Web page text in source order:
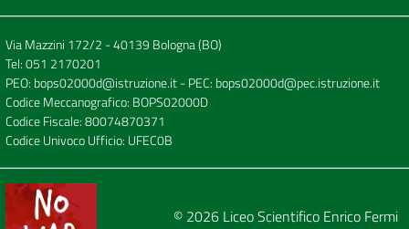
Via Mazzini 172/2 - 40139 Bologna (BO)
Tel:051 2170201
PEO: bops02000d@istruzione.it- PEC: bops02000d@pec.istruzione.it
Codice Meccanografico: BOPS02000D
Codice Fiscale: 80074870371
Codice Univoco Ufficio: UFEC0B
© 2026 Liceo Scientifico Enrico Fermi